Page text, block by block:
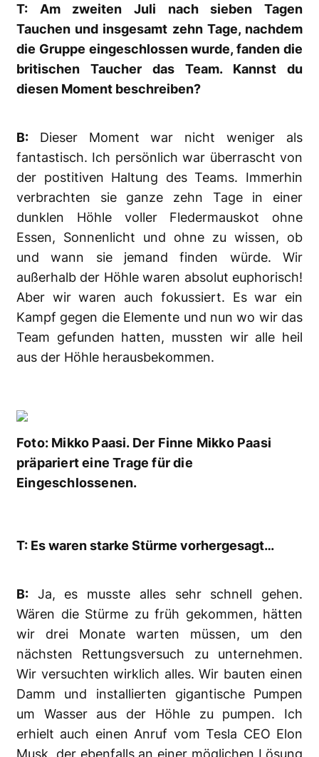
T: Am zweiten Juli nach sieben Tagen
Tauchen und insgesamt zehn Tage, nachdem
die Gruppe eingeschlossen wurde, fanden die
britischen Taucher das Team. Kannst du
diesen Moment beschreiben?
B: Dieser Moment war nicht weniger als
fantastisch. Ich persönlich war überrascht von
der postitiven Haltung des Teams. Immerhin
verbrachten sie ganze zehn Tage in einer
dunklen Höhle voller Fledermauskot ohne
Essen, Sonnenlicht und ohne zu wissen, ob
und wann sie jemand finden würde. Wir
außerhalb der Höhle waren absolut euphorisch!
Aber wir waren auch fokussiert. Es war ein
Kampf gegen die Elemente und nun wo wir das
Team gefunden hatten, mussten wir alle heil
aus der Höhle herausbekommen.
Foto: Mikko Paasi. Der Finne Mikko Paasi
präpariert eine Trage für die
Eingeschlossenen.
T: Es waren starke Stürme vorhergesagt…
B: Ja, es musste alles sehr schnell gehen.
Wären die Stürme zu früh gekommen, hätten
wir drei Monate warten müssen, um den
nächsten Rettungsversuch zu unternehmen.
Wir versuchten wirklich alles. Wir bauten einen
Damm und installierten gigantische Pumpen
um Wasser aus der Höhle zu pumpen. Ich
erhielt auch einen Anruf vom Tesla CEO Elon
Musk, der ebenfalls an einer möglichen Lösung